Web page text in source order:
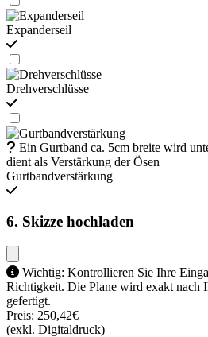
Expanderseil
Drehverschlüsse
Ein Gurtband ca. 5cm breite wird
dient als Verstärkung der Ösen
Gurtbandverstärkung
6. Skizze hochladen
Wichtig: Kontrollieren Sie Ihre
Richtigkeit. Die Plane wird exakt nach
gefertigt.
Preis: 250,42€
(exkl. Digitaldruck)